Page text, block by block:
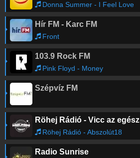
Donna Summer - I Feel Love
Hír FM - Karc FM
Front
103.9 Rock FM
Pink Floyd - Money
Szépvíz FM
Röhej Rádió - Vicc az egész
Röhej Rádió - Abszolút18
Radio Sunrise